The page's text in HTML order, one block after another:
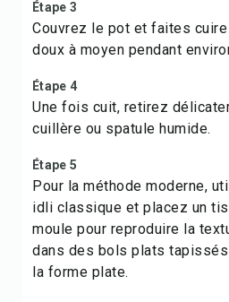
Étape 3
Couvrez le pot et faites
doux à moyen pendant
Étape 4
Une fois cuit, retirez
cuillère ou spatule humide.
Étape 5
Pour la méthode moderne,
idli classique et placez un
moule pour reproduire la
dans des bols plats
la forme plate.